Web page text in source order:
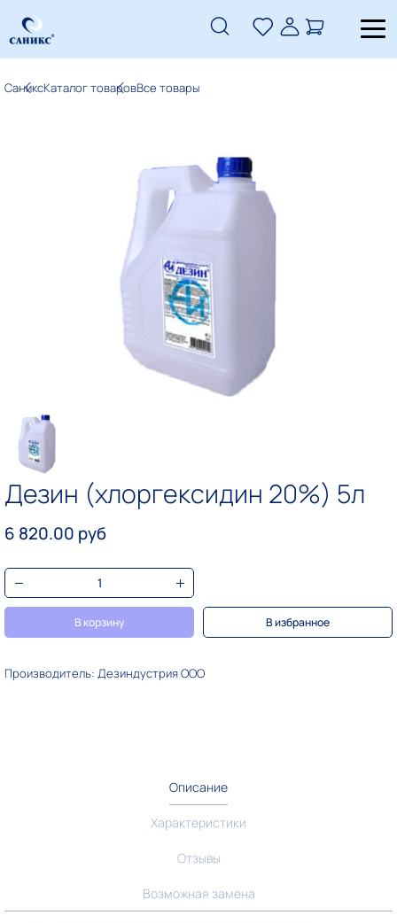
СаниксКаталог товаровВсе товары
Дезин (хлоргексидин 20%) 5л
6 820.00 руб
В корзину В избранное
Производитель: Дезиндустрия ООО
Описание
Характеристики
Отзывы
Возможная замена